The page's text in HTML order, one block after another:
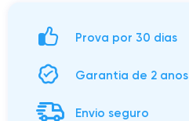
Prova por 30 dias
Garantia de 2 anos
Envio seguro